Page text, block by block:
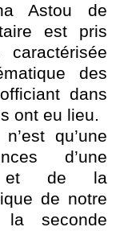
Astou de
est pris
des
dans
ont eu lieu.
qu’une
d’une
et de la
de notre
la seconde